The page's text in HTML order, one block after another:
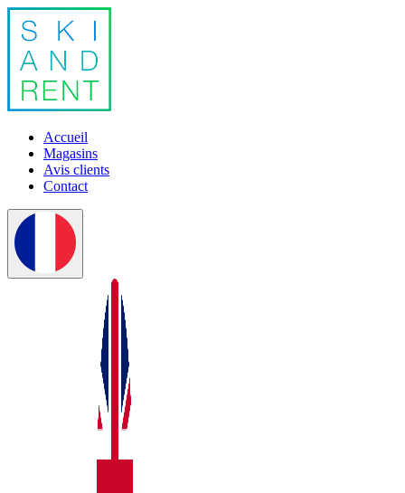
Accueil
Magasins
Avis clients
Contact